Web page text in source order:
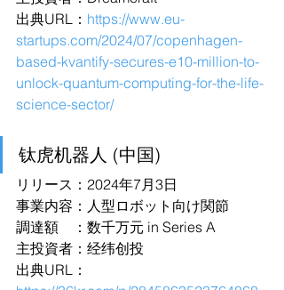
出典URL： https://www.eu-
startups.com/2024/07/copenhagen-
based-kvantify-secures-e10-million-to-
unlock-quantum-computing-for-the-life-
science-sector/
钛虎机器人 (中国)
リリース：2024年7月3日
事業内容：人型ロボット向け関節
調達額　：数千万元 in Series A
主投資者：经纬创投
出典URL：